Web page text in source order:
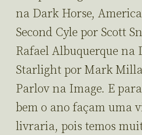
na Dark Horse,
Second Cyle por Scott
Rafael Albuquerque na
Starlight por Mark
Parlov na Image. E
bem o ano façam uma
livraria, pois temos